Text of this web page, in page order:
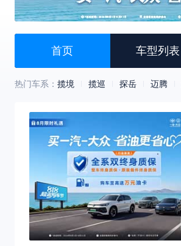
首页 车型列表
热门车系： 揽境 揽巡 探岳 迈腾